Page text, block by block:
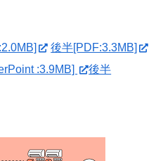
後半[PDF:3.3MB]
:3.9MB]
後半